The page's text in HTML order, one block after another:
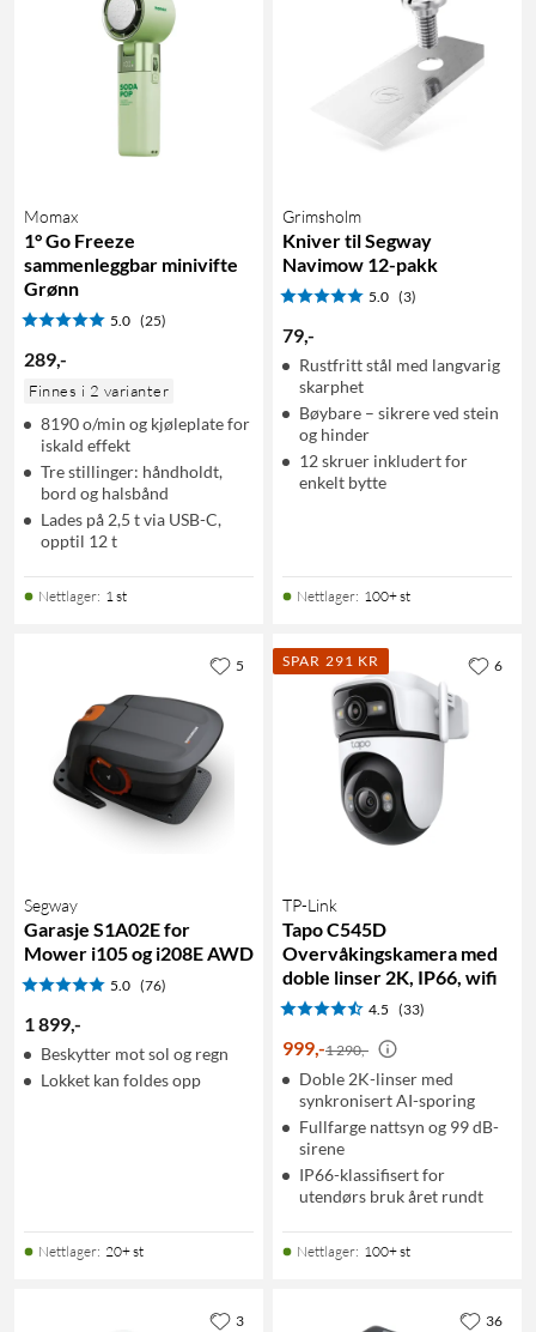
Momax
1° Go Freeze
sammenleggbar minivifte
Grønn
5.0 (25)
289,-
Finnes i 2 varianter
8190 o/min og kjøleplate for
iskald effekt
Tre stillinger: håndholdt,
bord og halsbånd
Lades på 2,5 t via USB-C,
opptil 12 t
Nettlager: 1 st
Grimsholm
Kniver til Segway
Navimow 12-pakk
5.0 (3)
79,-
Rustfritt stål med langvarig
skarphet
Bøybare – sikrere ved stein
og hinder
12 skruer inkludert for
enkelt bytte
Nettlager: 100+ st
Segway
Garasje S1A02E for
Mower i105 og i208E AWD
5.0 (76)
1 899,-
Beskytter mot sol og regn
Lokket kan foldes opp
Nettlager: 20+ st
5 SPAR 291 KR
TP-Link
Tapo C545D
Overvåkingskamera med
doble linser 2K, IP66, wifi
4.5 (33)
999,-1 290,-
Doble 2K-linser med
synkronisert AI-sporing
Fullfarge nattsyn og 99 dB-
sirene
IP66-klassifisert for
utendørs bruk året rundt
Nettlager: 100+ st
6
3 36